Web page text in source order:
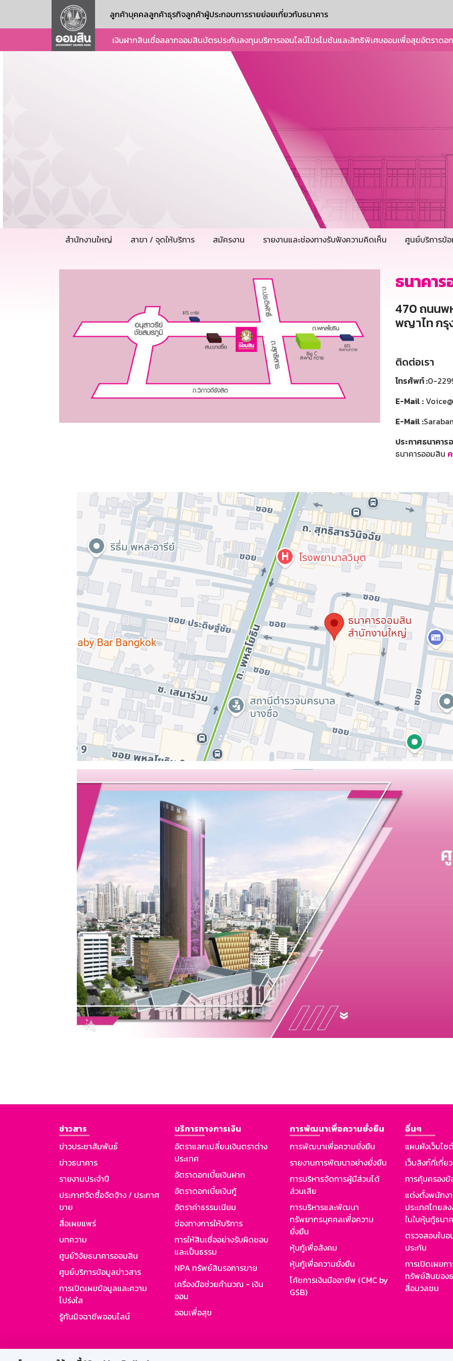
ลูกค้าบุคคลลูกค้าธุรกิจลูกค้าผู้ประกอบการรายย่อยเกี่ยวกับธนาคาร
เงินฝากสินเชื่อสลากออมสินบัตรประกันลงทุนบริการออนไลน์โปรโมชันและสิทธิพิเศษออมเพื่อสุขอัตราดอ
สำนักงานใหญ่ สาขา / จุดให้บริการ สมัครงาน รายงานและช่องทางรับฟังความคิดเห็น ศูนย์บริการข้
ธนาคา
470 ถนนพ
พญาไท กรุ
ติดต่อเรา
โทรศัพท์ :0-
E-Mail :
E-Mail :
ประกาศธนาคา
ธนาคารออมสิน
ข่าวสาร
ข่าวประชาสัมพันธ์
ข่าวธนาคาร
รายงานประจำปี
ประกาศจัดซื้อจัดจ้าง / ประกาศ
ขาย
สื่อเผยแพร่
บทความ
ศูนย์วิจัยธนาคารออมสิน
ศูนย์บริการข้อมูลข่าวสาร
การเปิดเผยข้อมูลและความ
โปร่งใส
รู้ทันมิจฉาชีพออนไลน์
บริการทางการเงิน
อัตราแลกเปลี่ยนเงินตราต่าง
ประเทศ
อัตราดอกเบี้ยเงินฝาก
อัตราดอกเบี้ยเงินกู้
อัตราค่าธรรมเนียม
ช่องทางการให้บริการ
การให้สินเชื่ออย่างรับผิดชอบ
และเป็นธรรม
NPA ทรัพย์สินรอการขาย
เครื่องมือช่วยคำนวณ - เงิน
ออม
ออมเพื่อสุข
การพัฒนาเพื่อความยั่งยืน
การพัฒนาเพื่อความยั่งยืน
รายงานการพัฒนาอย่างยั่งยืน
การบริหารจัดการผู้มีส่วนได้
ส่วนเสีย
การบริหารและพัฒนา
ทรัพยากรบุคคลเพื่อความ
ยั่งยืน
หุ้นกู้เพื่อสังคม
หุ้นกู้เพื่อความยั่งยืน
โค้ชการเงินมืออาชีพ (CMC by
GSB)
อื่นๆ
แผนผังเว็บไซ
เว็บลิงก์ที่เกี่ย
การคุ้มครอง
แต่งตั้งพนักง
ประเทศไทยล
ในใบหุ้นกู้ธนา
ตรวจสอบใบ
ประกัน
การเปิดเผยก
ทรัพย์สินของ
สื่อมวลชน